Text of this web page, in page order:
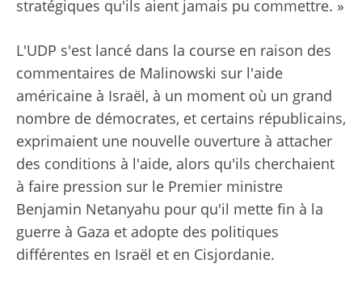
stratégiques qu'ils aient jamais pu commettre. »
L'UDP s'est lancé dans la course en raison des
commentaires de Malinowski sur l'aide
américaine à Israël, à un moment où un grand
nombre de démocrates, et certains républicains,
exprimaient une nouvelle ouverture à attacher
des conditions à l'aide, alors qu'ils cherchaient
à faire pression sur le Premier ministre
Benjamin Netanyahu pour qu'il mette fin à la
guerre à Gaza et adopte des politiques
différentes en Israël et en Cisjordanie.